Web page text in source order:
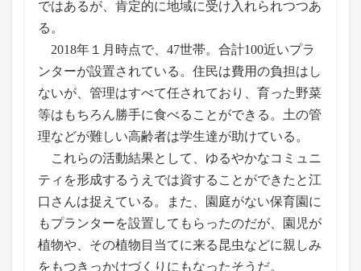
ではあるが、肯定的に地域に受け入れられつつあ
る。
2018年１月時点で、47世帯。合計100近いプラ
ンターが設置されている。住民は費用の負担はし
ないが、管理はすべて任されており、育った野菜
等はもちろん勝手に食べることができる。土の管
理などが難しい高齢者は学生達が助けている。
これらの活動結果として、ゆるやかなコミュニ
ティを形成するうえでは資することができたと江
口さんは捉えている。また、園庭がない保育園に
もプランターを設置してもらったのだが、園児が
植物や、その植物目当てに来る昆虫などに親しみ
をもつきっかけづくりにもなったそうだ。